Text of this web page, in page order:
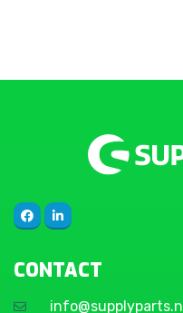
CONTACT
info@supplyparts.nl